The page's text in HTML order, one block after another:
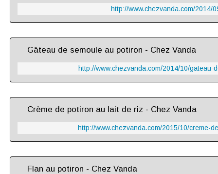
http://www.chezvanda.com/2014/
Gâteau de semoule au potiron - Chez Vanda
http://www.chezvanda.com/2014/10/gateau-
Crème de potiron au lait de riz - Chez Vanda
http://www.chezvanda.com/2015/10/creme-
Flan au potiron - Chez Vanda